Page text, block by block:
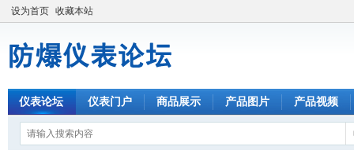
设为首页 收藏本站
仪表论坛 仪表门户 商品展示 产品图片 产品视频